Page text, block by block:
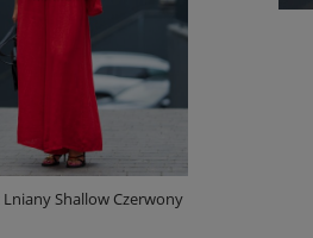
Shallow Czerwony